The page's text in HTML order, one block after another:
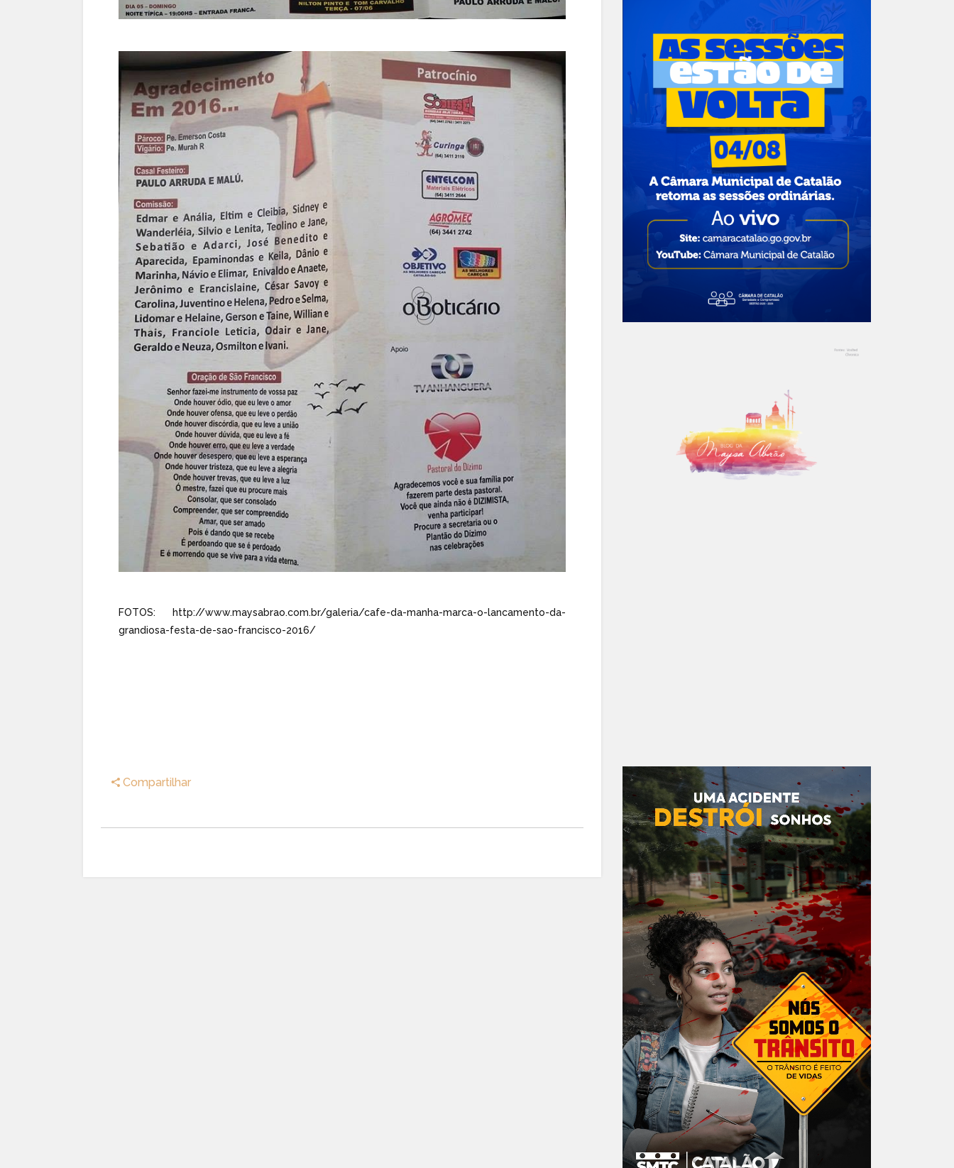
FOTOS:
http://www.maysabrao.com.br/galeria/cafe-da-manha-marca-o-lancamento-da-
grandiosa-festa-de-sao-francisco-2016/
Compartilhar